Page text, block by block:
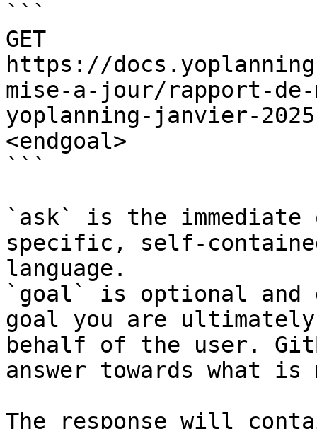
```
GET
https://
mise-a-jour/rapport-
yoplanning-janvier-
<endgoal>
```
`ask` is the
specific, self-
language.
`goal` is optional and
goal you are
behalf of the user.
answer towards what
The response will